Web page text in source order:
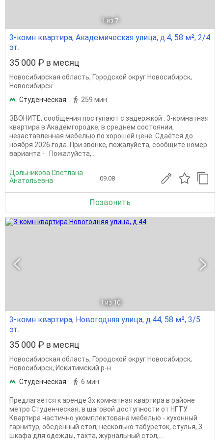
1 из 7
3-комн квартира, Академическая улица, д.4, 58 м², 2/4
эт.
35 000 ₽ в месяц
Новосибирская область, Городской округ Новосибирск,
Новосибирск
Студенческая
259 мин
ЗВОНИТЕ, сообщения поступают с задержкой . 3-комнатная
квартира в Академгородке, в среднем состоянии,
незаставленная мебелью по хорошей цене. Сдаётся до
ноября 2026 года. При звонке, пожалуйста, сообщите номер
варианта - . Пожалуйста,...
Дольникова Светлана
Анатольевна
09.08
Позвонить
1 из 10
3-комн квартира, Новогодняя улица, д.44, 58 м², 3/5
эт.
35 000 ₽ в месяц
Новосибирская область, Городской округ Новосибирск,
Новосибирск, Искитимский р-н
Студенческая
6 мин
Предлагается к аренде 3х комнатная квартира в районе
метро Студенческая, в шаговой доступности от НГТУ.
Квартира частично укомплектована мебелью - кухонный
гарнитур, обеденный стол, несколько табуреток, стулья, 3
шкафа для одежды, тахта, журнальный стол,...